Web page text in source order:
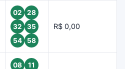
02
28
32
35
54
58
R$ 0,00
08
11